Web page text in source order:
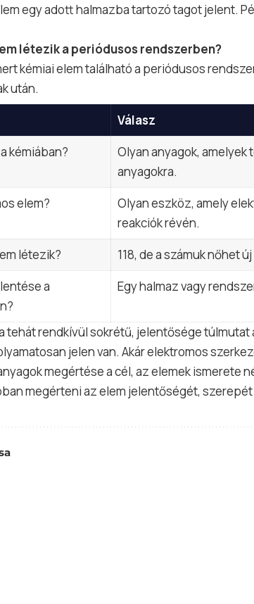
egy adott halmazba tartozó tagot jelent.
létezik a periódusos rendszerben?
kémiai elem található a periódusos
után.
Válasz
kémiában?
Olyan anyagok,
anyagokra.
elem?
Olyan eszköz, amely
reakciók révén.
létezik?
118, de a számuk nőhet
a
Egy halmaz vagy
tehát rendkívül sokrétű, jelentősége túlmutat
jelen van. Akár elektromos
megértése a cél, az elemek ismerete
megérteni az elem jelentőségét,